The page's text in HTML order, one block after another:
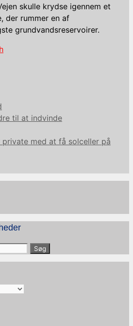
skulle krydse igennem et
der rummer en af
grundvandsreservoirer.
til at indvinde
med at få solceller på